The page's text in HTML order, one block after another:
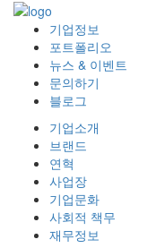
기업정보
포트폴리오
뉴스 & 이벤트
문의하기
블로그
기업소개
브랜드
연혁
사업장
기업문화
사회적 책무
재무정보